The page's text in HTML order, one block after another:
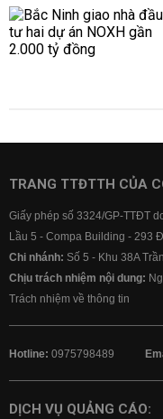
TRANG TTĐTTH CỦA
Giấy phép số 3324/GP-TTĐT
Lầu 5 - Compa Building - 293
Chi nhánh: Số 5 - Khu 38A
Chịu trách nhiệm nội dung:
Trách nhiệm về thông tin
Hotline: 0975798489
DỊCH VỤ QUẢNG CÁO: